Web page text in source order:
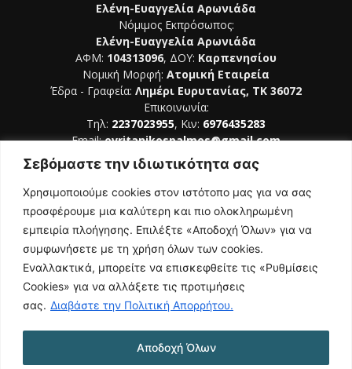
Σεβόμαστε την ιδιωτικότητα σας
Χρησιμοποιούμε cookies στον ιστότοπο μας για να σας
προσφέρουμε μια καλύτερη και πιο ολοκληρωμένη
εμπειρία πλοήγησης. Επιλέξτε «Αποδοχή Όλων» για να
συμφωνήσετε με τη χρήση όλων των cookies.
Εναλλακτικά, μπορείτε να επισκεφθείτε τις «Ρυθμίσεις
Cookies» για να αλλάξετε τις προτιμήσεις
σας. Διαβάστε την Πολιτική Απορρήτου.
Αποδοχή Όλων
Ελένη-Ευαγγελία Αρωνιάδα
Νόμιμος Εκπρόσωπος:
Ελένη-Ευαγγελία Αρωνιάδα
ΑΦΜ: 104313096, ΔΟΥ: Καρπενησίου
Νομική Μορφή: Ατομική Εταιρεία
Έδρα - Γραφεία: Λημέρι Ευρυτανίας, ΤΚ 36072
Επικοινωνία:
Τηλ: 2237023955, Κιν: 6976435283
Email:evritanikospalmos@gmail.com
Αριθμός Πιστοποίησης Μ.Η.Τ. 242044
ΑΚΟΛΟΥΘΗΣΕ ΜΑΣ
Όροι Χρήσης